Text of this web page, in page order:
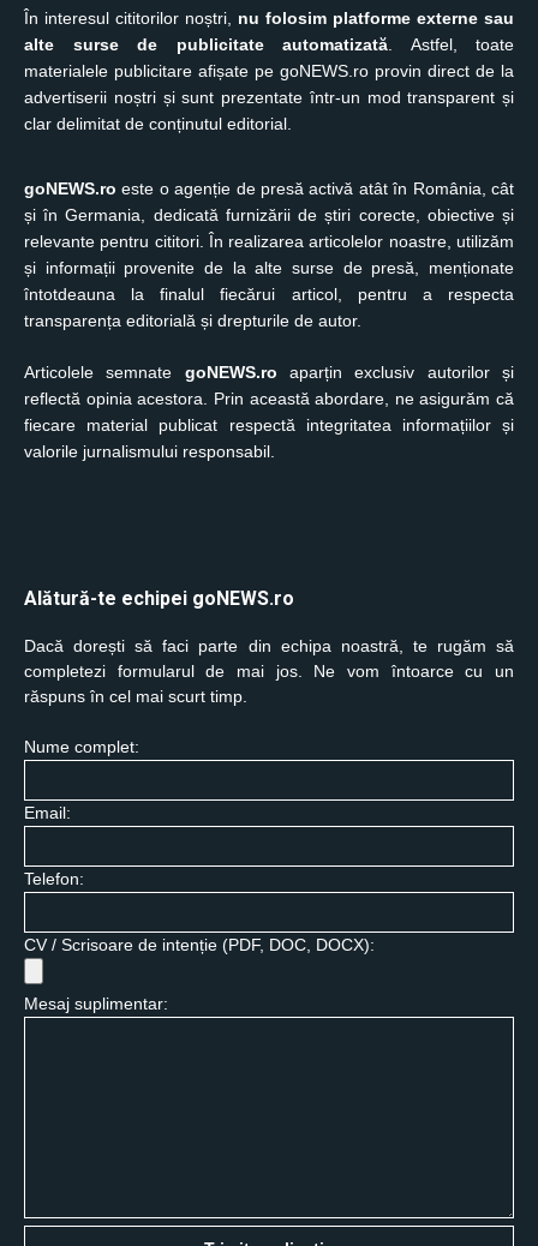
În interesul cititorilor noștri, nu folosim platforme externe sau
alte surse de publicitate automatizată. Astfel, toate
materialele publicitare afișate pe goNEWS.ro provin direct de la
advertiserii noștri și sunt prezentate într-un mod transparent și
clar delimitat de conținutul editorial.
goNEWS.ro este o agenție de presă activă atât în România, cât
și în Germania, dedicată furnizării de știri corecte, obiective și
relevante pentru cititori. În realizarea articolelor noastre, utilizăm
și informații provenite de la alte surse de presă, menționate
întotdeauna la finalul fiecărui articol, pentru a respecta
transparența editorială și drepturile de autor.
Articolele semnate goNEWS.ro aparțin exclusiv autorilor și
reflectă opinia acestora. Prin această abordare, ne asigurăm că
fiecare material publicat respectă integritatea informațiilor și
valorile jurnalismului responsabil.
Alătură-te echipei goNEWS.ro
Dacă dorești să faci parte din echipa noastră, te rugăm să
completezi formularul de mai jos. Ne vom întoarce cu un
răspuns în cel mai scurt timp.
Nume complet:
Email:
Telefon:
CV / Scrisoare de intenție (PDF, DOC, DOCX):
Mesaj suplimentar: